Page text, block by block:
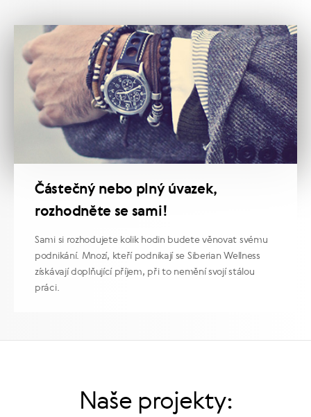
Částečný nebo plný úvazek,
rozhodněte se sami!
Sami si rozhodujete kolik hodin budete věnovat svému
podnikání. Mnozí, kteří podnikají se Siberian Wellness
získávají doplňující příjem, při to nemění svojí stálou
práci.
Naše projekty: